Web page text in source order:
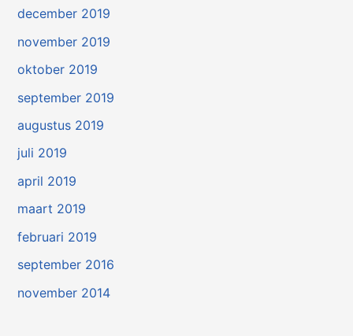
december 2019
november 2019
oktober 2019
september 2019
augustus 2019
juli 2019
april 2019
maart 2019
februari 2019
september 2016
november 2014